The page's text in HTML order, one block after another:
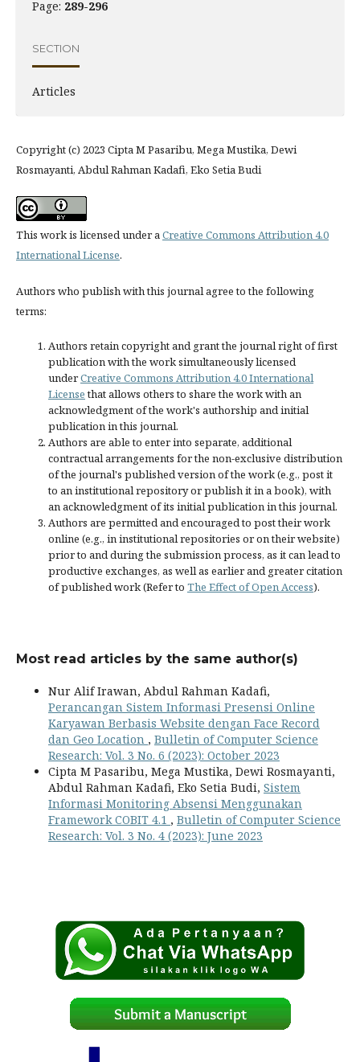
Page: 289-296
SECTION
Articles
Copyright (c) 2023 Cipta M Pasaribu, Mega Mustika, Dewi
Rosmayanti, Abdul Rahman Kadafi, Eko Setia Budi
This work is licensed under aCreative Commons Attribution 4.0
International License.
Authors who publish with this journal agree to the following
terms:
Authors retain copyright and grant the journal right of first
publication with the work simultaneously licensed
underCreative Commons Attribution 4.0 International
Licensethat allows others to share the work with an
acknowledgment of the work's authorship and initial
publication in this journal.
Authors are able to enter into separate, additional
contractual arrangements for the non-exclusive distribution
of the journal's published version of the work (e.g., post it
to an institutional repository or publish it in a book), with
an acknowledgment of its initial publication in this journal.
Authors are permitted and encouraged to post their work
online (e.g., in institutional repositories or on their website)
prior to and during the submission process, as it can lead to
productive exchanges, as well as earlier and greater citation
of published work (Refer to The Effect of Open Access).
Most read articles by the same author(s)
Nur Alif Irawan, Abdul Rahman Kadafi,
Perancangan Sistem Informasi Presensi Online
Karyawan Berbasis Website dengan Face Record
dan Geo Location , Bulletin of Computer Science
Research: Vol. 3 No. 6 (2023): October 2023
Cipta M Pasaribu, Mega Mustika, Dewi Rosmayanti,
Abdul Rahman Kadafi, Eko Setia Budi, Sistem
Informasi Monitoring Absensi Menggunakan
Framework COBIT 4.1 , Bulletin of Computer Science
Research: Vol. 3 No. 4 (2023): June 2023